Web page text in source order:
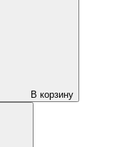
В корзину